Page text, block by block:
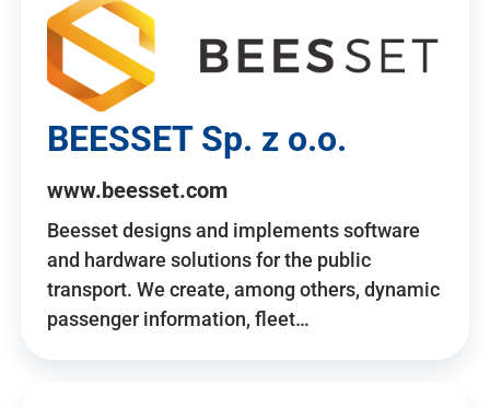
BEESSET Sp. z o.o.
www.beesset.com
Beesset designs and implements software
and hardware solutions for the public
transport. We create, among others, dynamic
passenger information, fleet…